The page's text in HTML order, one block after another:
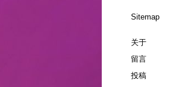
Sitemap
关于
留言
投稿